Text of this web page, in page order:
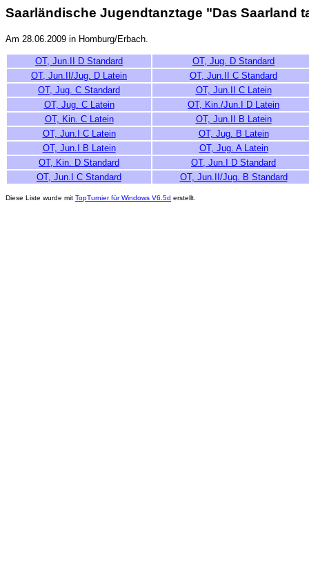
Saarländische Jugendtanztage "Das Saarland
Am 28.06.2009 in Homburg/Erbach.
OT, Jun.II D Standard
OT, Jug. D Standard
OT, Jun.II/Jug. D Latein
OT, Jun.II C Standard
OT, Jug. C Standard
OT, Jun.II C Latein
OT, Jug. C Latein
OT, Kin./Jun.I D Latein
OT, Kin. C Latein
OT, Jun.II B Latein
OT, Jun.I C Latein
OT, Jug. B Latein
OT, Jun.I B Latein
OT, Jug. A Latein
OT, Kin. D Standard
OT, Jun.I D Standard
OT, Jun.I C Standard
OT, Jun.II/Jug. B Standard
Diese Liste wurde mit TopTurnier für Windows V6.5d erstellt.